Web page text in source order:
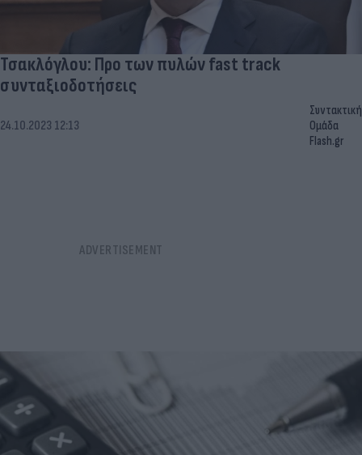
Τσακλόγλου: Προ των πυλών fast track
συνταξιοδοτήσεις
24.10.2023 12:13
Συντακτική
Ομάδα
Flash.gr